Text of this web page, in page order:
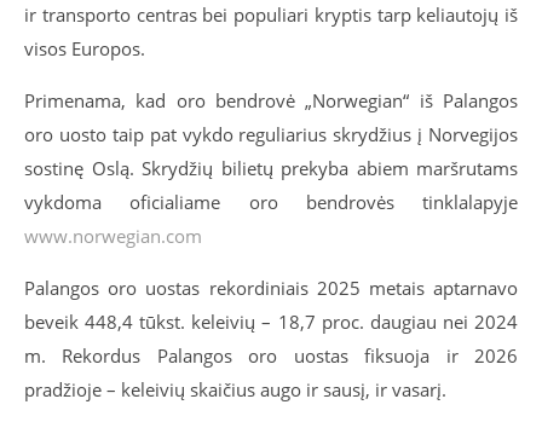
ir transporto centras bei populiari kryptis tarp keliautojų iš
visos Europos.
Primenama, kad oro bendrovė „Norwegian“ iš Palangos
oro uosto taip pat vykdo reguliarius skrydžius į Norvegijos
sostinę Oslą. Skrydžių bilietų prekyba abiem maršrutams
vykdoma oficialiame oro bendrovės tinklalapyje
www.norwegian.com
Palangos oro uostas rekordiniais 2025 metais aptarnavo
beveik 448,4 tūkst. keleivių – 18,7 proc. daugiau nei 2024
m. Rekordus Palangos oro uostas fiksuoja ir 2026
pradžioje – keleivių skaičius augo ir sausį, ir vasarį.